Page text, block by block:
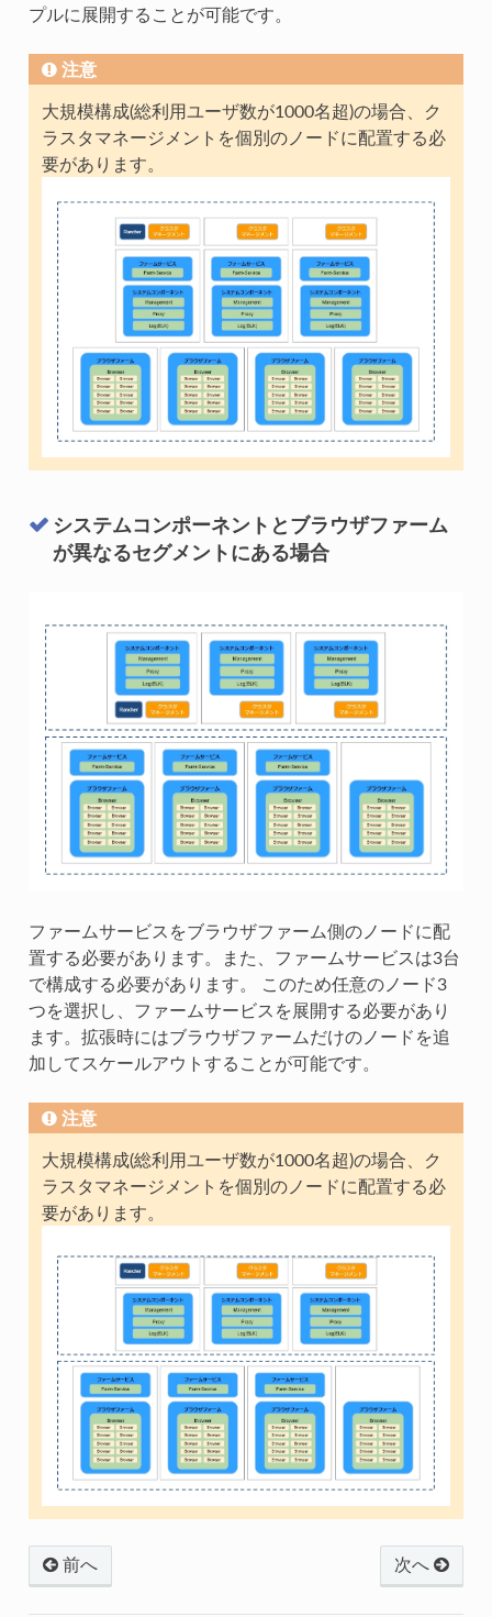
プルに展開することが可能です。
注意
大規模構成(総利用ユーザ数が1000名超)の場合、ク
ラスタマネージメントを個別のノードに配置する必
要があります。
システムコンポーネントとブラウザファーム
が異なるセグメントにある場合
ファームサービスをブラウザファーム側のノードに配
置する必要があります。また、ファームサービスは3台
で構成する必要があります。 このため任意のノード3
つを選択し、ファームサービスを展開する必要があり
ます。拡張時にはブラウザファームだけのノードを追
加してスケールアウトすることが可能です。
注意
大規模構成(総利用ユーザ数が1000名超)の場合、ク
ラスタマネージメントを個別のノードに配置する必
要があります。
次へ
前へ